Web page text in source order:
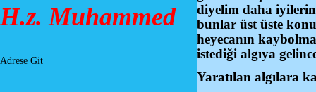
H.z. Muhammed
Adrese Git
diyelim daha
bunlar üst üste
heyecanın
istediği algıya
Yaratılan algılara